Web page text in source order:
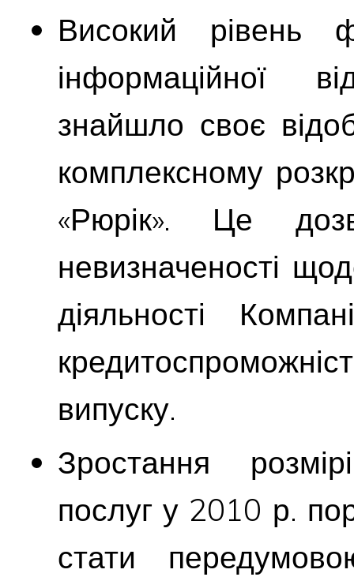
Високий рівень
інформаційної
знайшло своє
комплексному
«Рюрік». Це
невизначеності
діяльності
випуску.
Зростання
послуг у 2010 р.
стати